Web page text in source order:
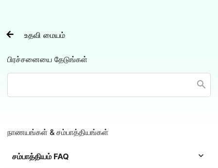
 உதவி மையம்
பிரச்சனையை தேடுங்கள்

நாணயங்கள் & சம்பாத்தியங்கள்
சம்பாத்தியம் FAQ 